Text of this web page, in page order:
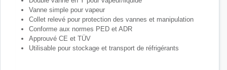
Vanne simple pour vapeur
Collet relevé pour protection des vannes et manipulation
Conforme aux normes PED et ADR
Approuvé CE et TÜV
Utilisable pour stockage et transport de réfrigérants